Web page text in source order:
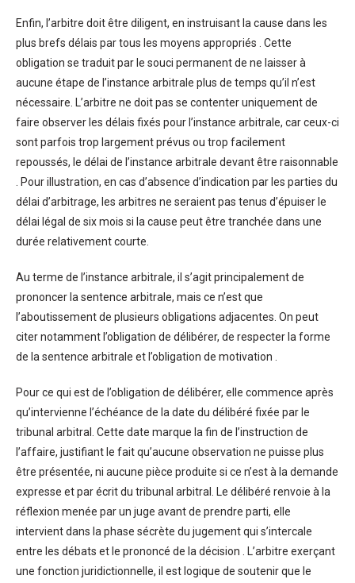
Enfin, l’arbitre doit être diligent, en instruisant la cause dans les
plus brefs délais par tous les moyens appropriés . Cette
obligation se traduit par le souci permanent de ne laisser à
aucune étape de l’instance arbitrale plus de temps qu’il n’est
nécessaire. L’arbitre ne doit pas se contenter uniquement de
faire observer les délais fixés pour l’instance arbitrale, car ceux-ci
sont parfois trop largement prévus ou trop facilement
repoussés, le délai de l’instance arbitrale devant être raisonnable
. Pour illustration, en cas d’absence d’indication par les parties du
délai d’arbitrage, les arbitres ne seraient pas tenus d’épuiser le
délai légal de six mois si la cause peut être tranchée dans une
durée relativement courte.
Au terme de l’instance arbitrale, il s’agit principalement de
prononcer la sentence arbitrale, mais ce n’est que
l’aboutissement de plusieurs obligations adjacentes. On peut
citer notamment l’obligation de délibérer, de respecter la forme
de la sentence arbitrale et l’obligation de motivation .
Pour ce qui est de l’obligation de délibérer, elle commence après
qu’intervienne l’échéance de la date du délibéré fixée par le
tribunal arbitral. Cette date marque la fin de l’instruction de
l’affaire, justifiant le fait qu’aucune observation ne puisse plus
être présentée, ni aucune pièce produite si ce n’est à la demande
expresse et par écrit du tribunal arbitral. Le délibéré renvoie à la
réflexion menée par un juge avant de prendre parti, elle
intervient dans la phase sécrète du jugement qui s’intercale
entre les débats et le prononcé de la décision . L’arbitre exerçant
une fonction juridictionnelle, il est logique de soutenir que le